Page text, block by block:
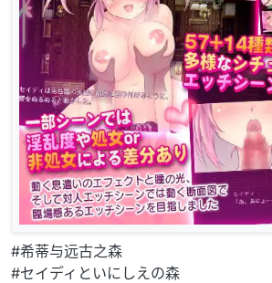
#希蒂与远古之森
#セイディといにしえの森